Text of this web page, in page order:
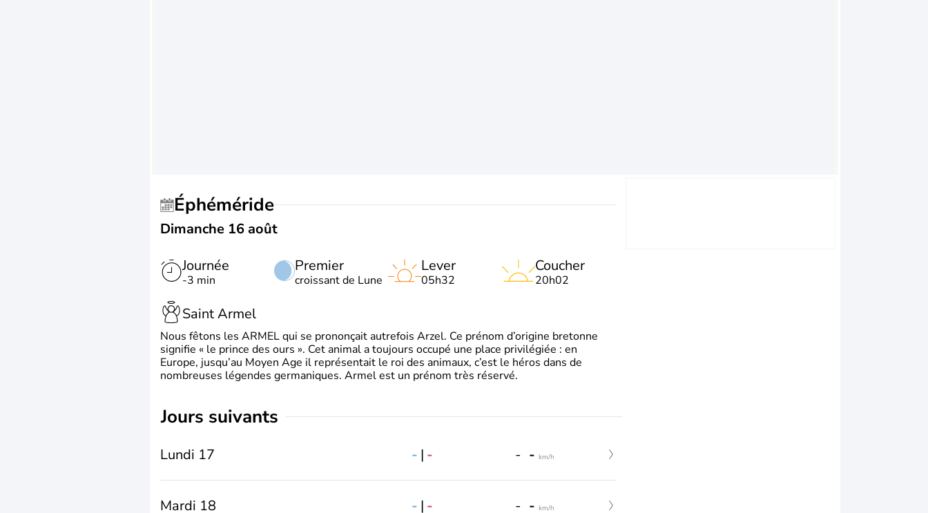
Éphéméride
Dimanche 16 août
Journée
-3 min
Premier
croissant de Lune
Lever
05h32
Coucher
20h02
Saint Armel
Nous fêtons les ARMEL qui se prononçait autrefois Arzel. Ce prénom d’origine bretonne
signifie « le prince des ours ». Cet animal a toujours occupé une place privilégiée : en
Europe, jusqu’au Moyen Age il représentait le roi des animaux, c’est le héros dans de
nombreuses légendes germaniques. Armel est un prénom très réservé.
jours suivants
Lundi 17 - | - - - km/h
Mardi 18 - | - - - km/h